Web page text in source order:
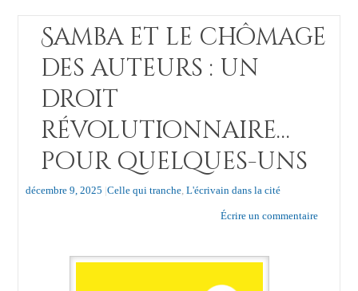
Samba et le chômage
des auteurs : un
droit
révolutionnaire…
pour quelques-uns
décembre 9, 2025 |Celle qui tranche, L'écrivain dans la cité
Écrire un commentaire